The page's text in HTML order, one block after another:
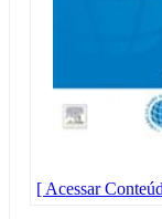
[ Acessar